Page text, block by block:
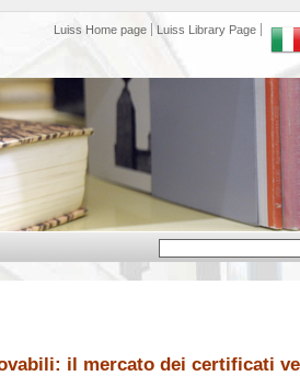
Luiss Home page Luiss Library Page
il mercato dei certificati